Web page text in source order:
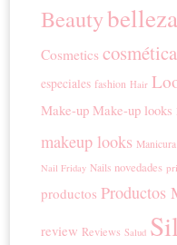
Beautybelleza
Cosmetics cosmética
especiales fashion Hair
Make-up Make-up looks
makeup looks Manicura
Nail Friday Nails novedades
productos Productos
review Reviews Salud